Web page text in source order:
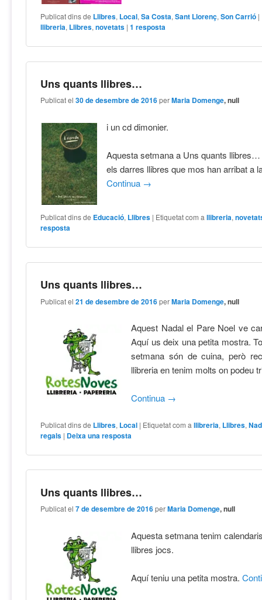
Publicat dins de Llibres, Local,Sa Costa,Sant Llorenç,Son Carrió |
llibreria, Llibres,novetats |1 resposta
Uns quants llibres…
Publicat el30 de desembre de 2016 perMaria Domenge, null
i un cd dimonier.
Aquesta setmana a Uns quants
els darres llibres que mos han arribat a
Continua →
Publicat dins de Educació, Llibres | Etiquetat com a llibreria,
resposta
Uns quants llibres…
Publicat el21 de desembre de 2016 perMaria Domenge, null
Aquest Nadal el Pare Noel ve
Aquí us deix una petita mostra.
setmana són de cuina, però
llibreria en tenim molts on podeu
Continua →
Publicat dins de Llibres, Local | Etiquetat com a llibreria, Llibres,
regals | Deixa una resposta
Uns quants llibres…
Publicat el7 de desembre de 2016 perMaria Domenge, null
Aquesta setmana tenim
llibres jocs.
Aquí teniu una petita mostra.